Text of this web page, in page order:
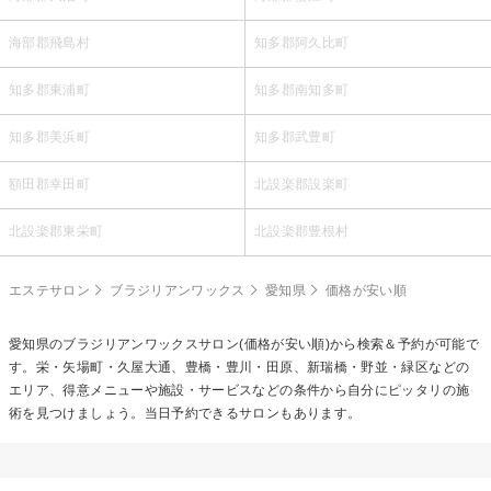
海部郡飛島村 知多郡阿久比町
知多郡東浦町 知多郡南知多町
知多郡美浜町 知多郡武豊町
額田郡幸田町 北設楽郡設楽町
北設楽郡東栄町 北設楽郡豊根村
エステサロン ブラジリアンワックス 愛知県 価格が安い順
愛知県のブラジリアンワックスサロン(価格が安い順)から検索＆予約が可能で
す。栄・矢場町・久屋大通、豊橋・豊川・田原、新瑞橋・野並・緑区などの
エリア、得意メニューや施設・サービスなどの条件から自分にピッタリの施
術を見つけましょう。当日予約できるサロンもあります。